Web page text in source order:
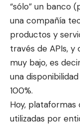
“sólo” un banco
una compañía
productos y
través de APIs,
muy bajo, es
una
100%.
Hoy, plataformas
utilizadas por